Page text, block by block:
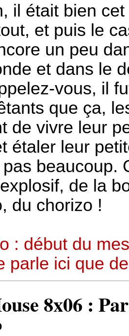
il était bien
et puis le
un peu
et dans le
vous, il
que ça,
de vivre leur
étaler leur
beaucoup.
de la
du chorizo !
: début du
parle ici que
8x06 :